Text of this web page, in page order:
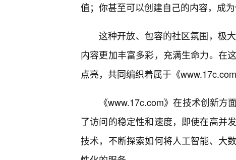
值；你甚至可以创建自己的内容，成
这种开放、包容的社区氛围，极
内容更加丰富多彩，充满生命力。在
点亮，共同编织着属于《
《www.17c.com》在技术创新
了访问的稳定性和速度，即使在高并
技术，不断探索如何将人工智能、大